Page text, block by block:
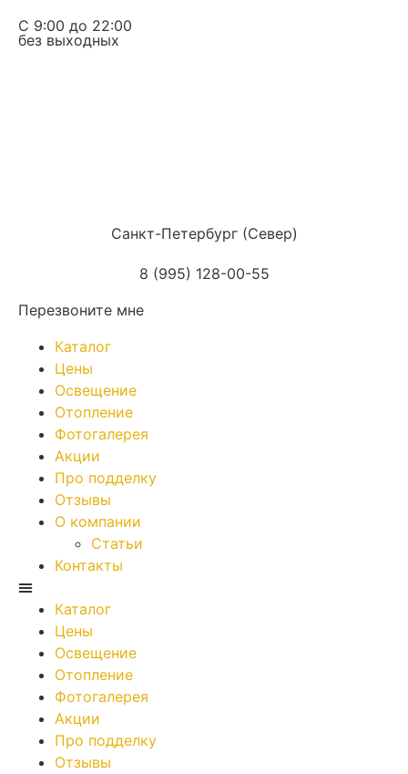
С 9:00 до 22:00
без выходных
Санкт-Петербург (Север)
8 (995) 128-00-55
Перезвоните мне
Каталог
Цены
Освещение
Отопление
Фотогалерея
Акции
Про подделку
Отзывы
О компании
Статьи
Контакты
Каталог
Цены
Освещение
Отопление
Фотогалерея
Акции
Про подделку
Отзывы